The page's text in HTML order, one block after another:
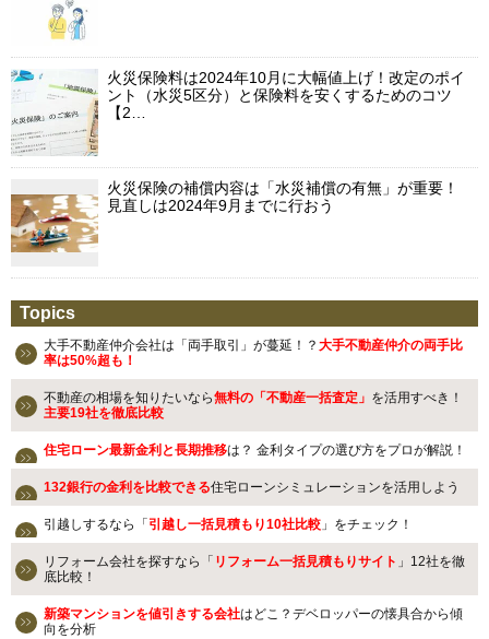
火災保険料は2024年10月に大幅値上げ！改定のポイ
ント（水災5区分）と保険料を安くするためのコツ
【2…
火災保険の補償内容は「水災補償の有無」が重要！
見直しは2024年9月までに行おう
Topics
大手不動産仲介会社は「両手取引」が蔓延！？ 大手不動産仲介の両手比
率は50%超も！
不動産の相場を知りたいなら無料の「不動産一括査定」 を活用すべき！
主要19社を徹底比較
住宅ローン最新金利と長期推移は？ 金利タイプの選び方をプロが解説！
132銀行の金利を比較できる住宅ローンシミュレーションを活用しよう
引越しするなら「 引越し一括見積もり10社比較 」をチェック！
リフォーム会社を探すなら「 リフォーム一括見積もりサイト 」12社を徹
底比較！
新築マンションを値引きする会社はどこ？デベロッパーの懐具合から傾
向を分析